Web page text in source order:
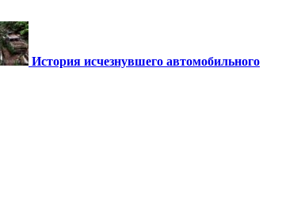
История исчезнувшего автомобильного